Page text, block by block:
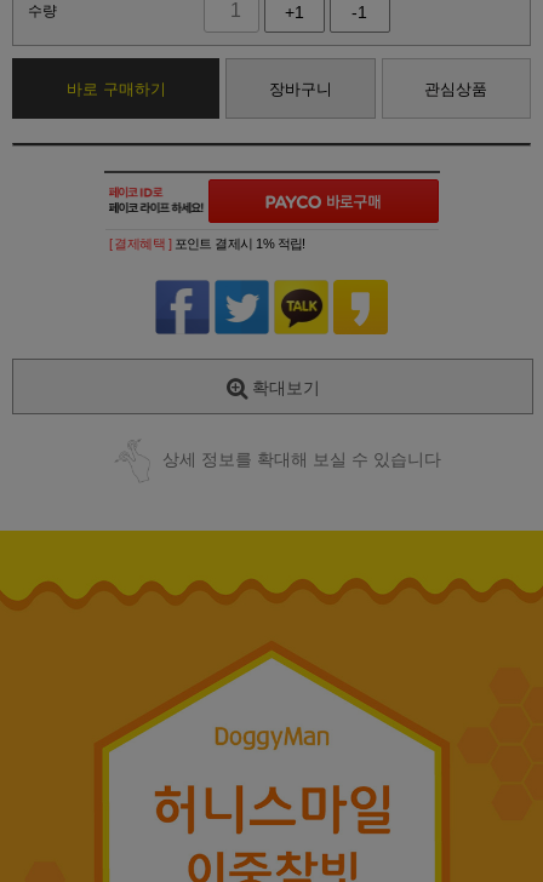
수량 +1 -1
바로 구매하기 장바구니 관심상품
페이코 ID로
PAYCO 바로
[ 결제혜택 ] 포인트 결제시 1% 적립!
확대보기
상세 정보를 확대해 보실 수 있습니다